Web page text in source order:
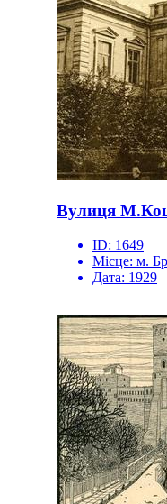
Вулиця
ID: 1649
Місце: м.
Дата: 1929